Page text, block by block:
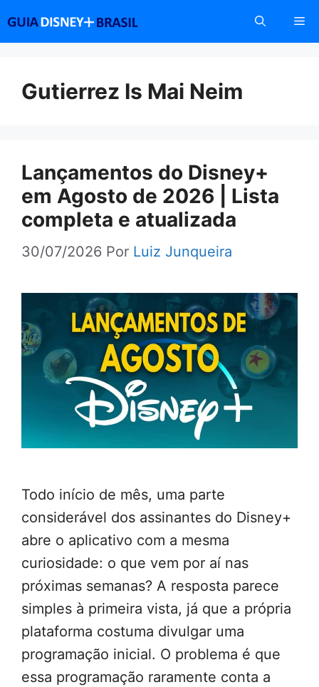
conteúdo
Gutierrez Is Mai Neim
Lançamentos do Disney+
em Agosto de 2026 | Lista
completa e atualizada
30/07/2026 Por Luiz Junqueira
Todo início de mês, uma parte
considerável dos assinantes do Disney+
abre o aplicativo com a mesma
curiosidade: o que vem por aí nas
próximas semanas? A resposta parece
simples à primeira vista, já que a própria
plataforma costuma divulgar uma
programação inicial. O problema é que
essa programação raramente conta a